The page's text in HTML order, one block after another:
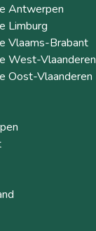
Antwerpen
Limburg
Vlaams-Brabant
West-Vlaanderen
Oost-Vlaanderen